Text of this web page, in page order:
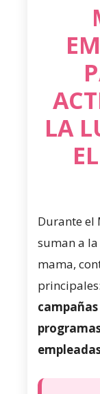
LA
Durante el
suman a
mama,